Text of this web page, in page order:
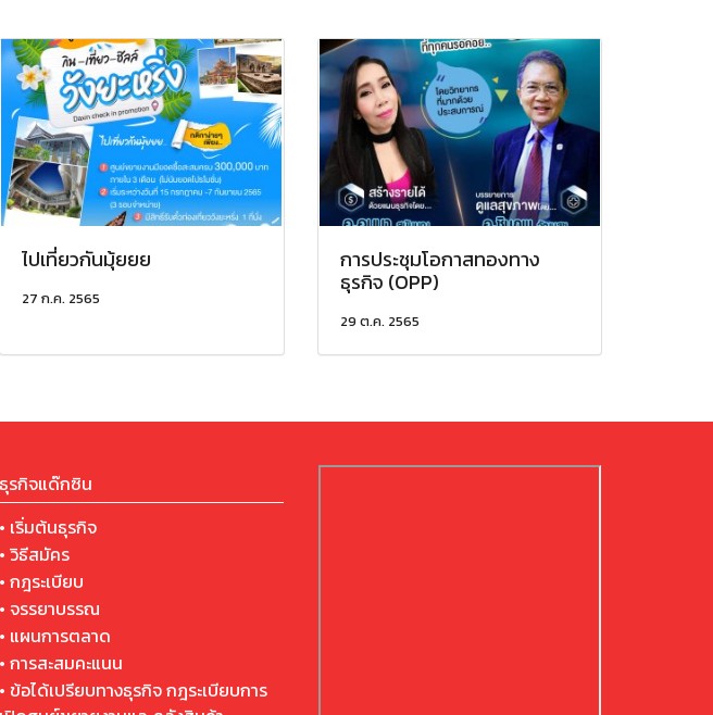
ไปเที่ยวกันมุ้ยยย
27 ก.ค. 2565
การประชุมโอกาสทองทาง
ธุรกิจ (OPP)
29 ต.ค. 2565
ธุรกิจแด๊กซิน
• เริ่มต้นธุรกิจ
• วิธีสมัคร
• กฎระเบียบ
• จรรยาบรรณ
• แผนการตลาด
• การสะสมคะแนน
• ข้อได้เปรียบทางธุรกิจ กฎระเบียบการ